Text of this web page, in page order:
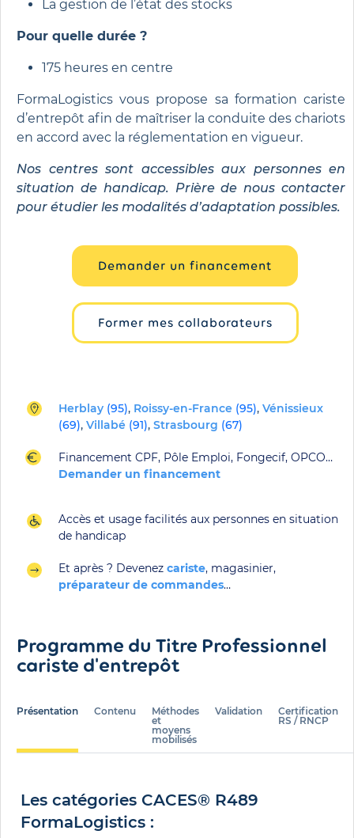
La gestion de l’état des stocks
Pour quelle durée ?
175 heures en centre
FormaLogistics vous propose sa formation cariste
d’entrepôt afin de maîtriser la conduite des chariots
en accord avec la réglementation en vigueur.
Nos centres sont accessibles aux personnes en
situation de handicap. Prière de nous contacter
pour étudier les modalités d’adaptation possibles.
Demander un financement
Former mes collaborateurs
Herblay(95), Roissy-en-France (95), Vénissieux
(69), Villabé (91), Strasbourg (67)
Financement CPF, Pôle Emploi, Fongecif, OPCO…
Demander un financement
Accès et usage facilités aux personnes en situation
de handicap
Et après ? Devenez cariste, magasinier,
préparateur de commandes…
Programme du Titre Professionnel
cariste d'entrepôt
Présentation Contenu
Méthodes
et
moyens
mobilisés
Validation
Certification
RS / RNCP
Les catégories CACES® R489
FormaLogistics :